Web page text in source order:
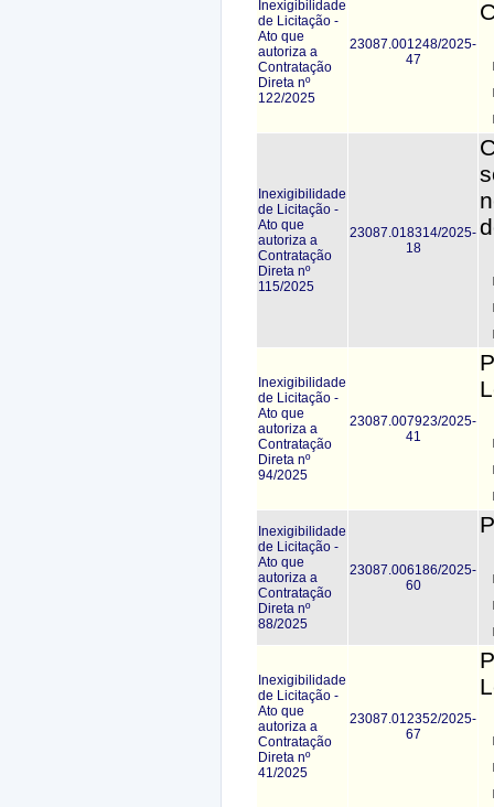
Inexigibilidade
de Licitação -
Ato que
autoriza a
Contratação
Direta nº
122/2025
23087.001248/2025-
47
Inexigibilidade
de Licitação -
Ato que
autoriza a
Contratação
Direta nº
115/2025
23087.018314/2025-
18
Inexigibilidade
de Licitação -
Ato que
autoriza a
Contratação
Direta nº
94/2025
23087.007923/2025-
41
Inexigibilidade
de Licitação -
Ato que
autoriza a
Contratação
Direta nº
88/2025
23087.006186/2025-
60
Inexigibilidade
de Licitação -
Ato que
autoriza a
Contratação
Direta nº
41/2025
23087.012352/2025-
67